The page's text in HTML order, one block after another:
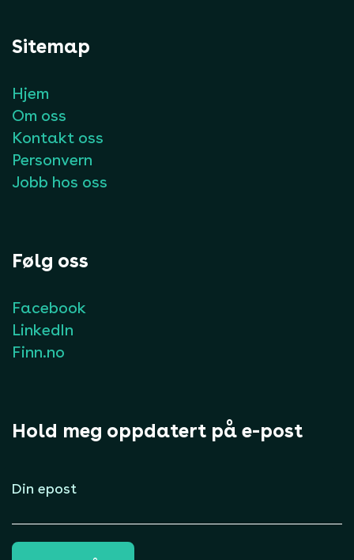
Sitemap
Hjem
Om oss
Kontakt oss
Personvern
Jobb hos oss
Følg oss
Facebook
LinkedIn
Finn.no
Hold meg oppdatert på e-post
post